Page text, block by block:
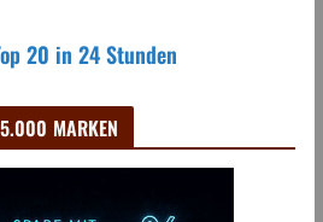
20 in 24 Stunden
MARKEN